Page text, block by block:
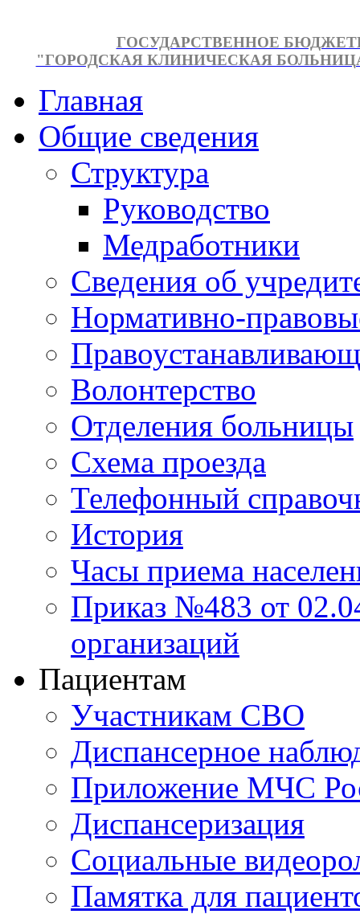
ГОСУДАРСТВЕННОЕ
"ГОРОДСКАЯ КЛИНИЧЕСКАЯ
Главная
Общие сведения
Структура
Руководство
Медработники
Сведения об
Нормативно-
Волонтерство
Отделения больницы
Схема проезда
Телефонный
История
Часы приема
Приказ №483 от
организаций
Пациентам
Участникам СВО
Диспансерное
Приложение МЧС
Диспансеризация
Социальные
Памятка для